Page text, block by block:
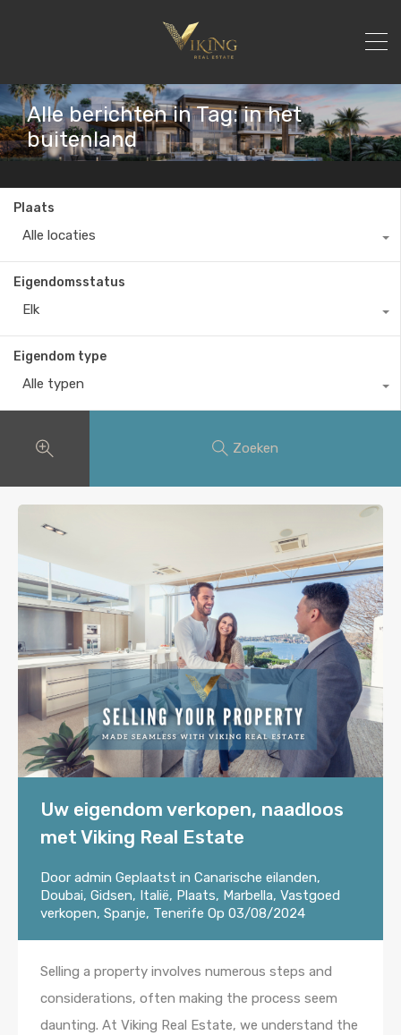
Alle berichten in Tag: in het
buitenland
Plaats
Alle locaties
Eigendomsstatus
Elk
Eigendom type
Alle typen
Zoeken
Uw eigendom verkopen, naadloos
met Viking Real Estate
Door admin Geplaatst in Canarische eilanden,
Doubai, Gidsen, Italië, Plaats, Marbella, Vastgoed
verkopen, Spanje, Tenerife Op 03/08/2024
Selling a property involves numerous steps and
considerations, often making the process seem
daunting. At Viking Real Estate, we understand the